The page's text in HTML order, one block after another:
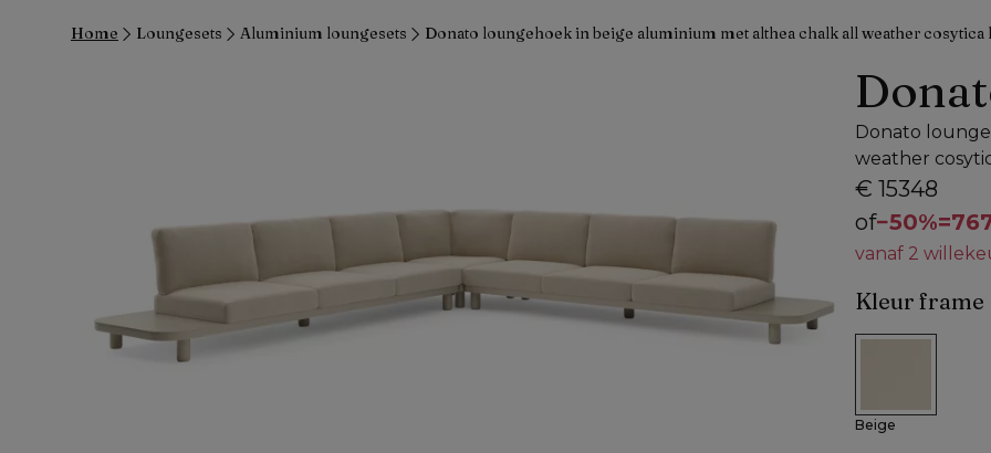
Home Loungesets Aluminium loungesets Donato loungehoek in beige aluminium met althea chalk all weather cosytica
Donato
weather
€ 15348
of−50%=
vanaf 2
Kleur frame
Beige